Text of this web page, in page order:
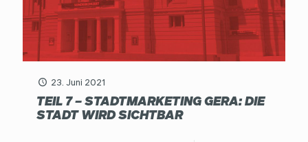
23. Juni 2021
TEIL 7 – STADTMARKETING GERA: DIE
STADT WIRD SICHTBAR